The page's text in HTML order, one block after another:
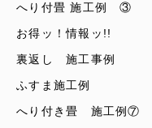
へり付畳 施工例 ③
お得ッ！情報ッ!!
裏返し 施工事例
ふすま施工例
へり付き畳 施工例⑦